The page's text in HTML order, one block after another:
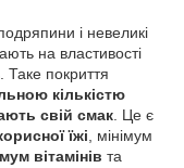
і невеликі
на властивості
Таке покриття
кількістю
свій смак. Це є
їжі, мінімум
вітамінів та